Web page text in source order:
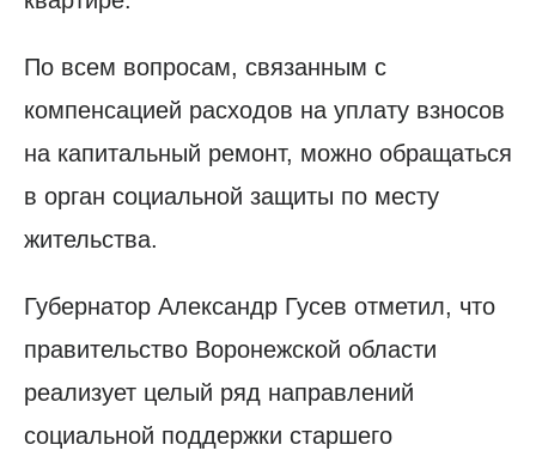
По всем вопросам, связанным с
компенсацией расходов на уплату взносов
на капитальный ремонт, можно обращаться
в орган социальной защиты по месту
жительства.
Губернатор Александр Гусев отметил, что
правительство Воронежской области
реализует целый ряд направлений
социальной поддержки старшего